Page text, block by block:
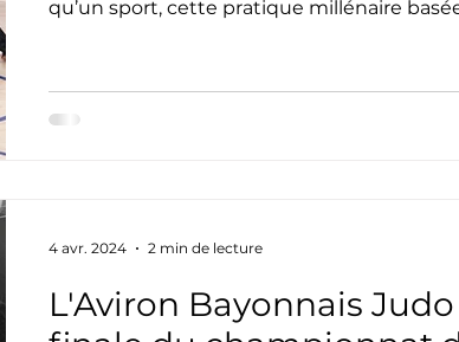
qu’un sport, cette pratique millénaire
L'Aviron Bayonnais
4 avr. 2024 2 min de lecture